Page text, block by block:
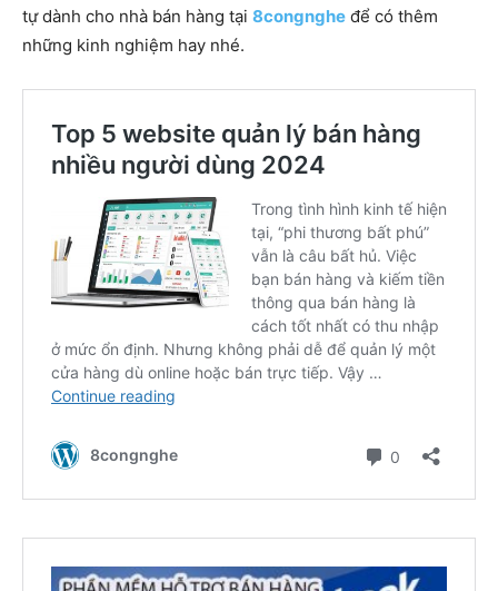
tự dành cho nhà bán hàng tại 8congnghe để có thêm
những kinh nghiệm hay nhé.